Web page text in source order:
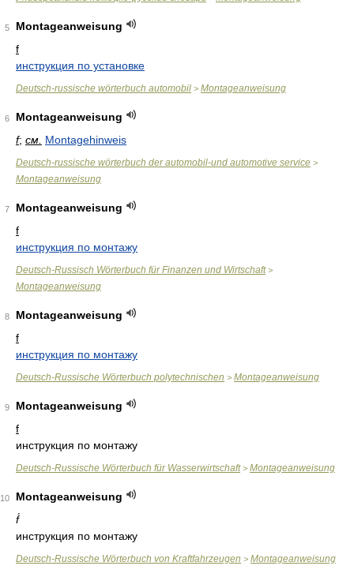
5
Montageanweisung
f
инструкция по установке
Deutsch-russische wörterbuch automobil > Montageanweisung
6
Montageanweisung
f; см. Montagehinweis
Deutsch-russische wörterbuch der automobil-und automotive service >
Montageanweisung
7
Montageanweisung
f
инструкция по монтажу
Deutsch-Russisch Wörterbuch für Finanzen und Wirtschaft>
Montageanweisung
8
Montageanweisung
f
инструкция по монтажу
Deutsch-Russische Wörterbuch polytechnischen > Montageanweisung
9
Montageanweisung
f
инструкция по монтажу
Deutsch-Russische Wörterbuch für Wasserwirtschaft> Montageanweisung
10
Montageanweisung
f́
инструкция по монтажу
Deutsch-Russische Wörterbuch von Kraftfahrzeugen > Montageanweisung